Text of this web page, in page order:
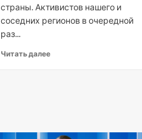
страны. Активистов нашего и
соседних регионов в очередной
раз...
Читать далее